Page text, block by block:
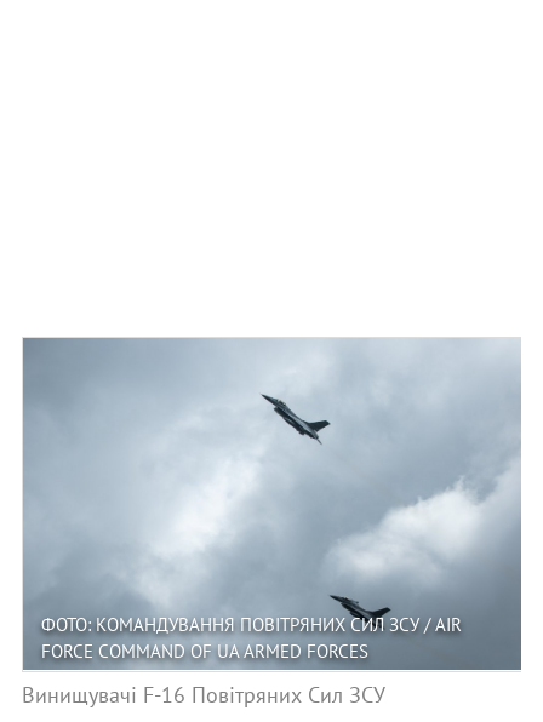
ФОТО: КОМАНДУВАННЯ ПОВІТРЯНИХ СИЛ ЗСУ / AIR
FORCE COMMAND OF UA ARMED FORCES
Винищувачі F-16 Повітряних Сил ЗСУ